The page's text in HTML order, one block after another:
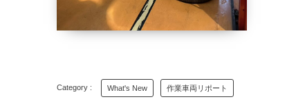
What's New 作業車両リポート